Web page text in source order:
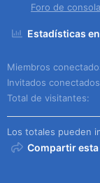
Foro de
Estadísticas
Miembros
Invitados conectados
Total de visitantes
Los totales pueden
Compartir